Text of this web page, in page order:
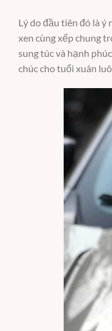
Lý do đầu tiên đó là
xen cùng xếp chung
sung túc và hạnh
chúc cho tuổi xuân